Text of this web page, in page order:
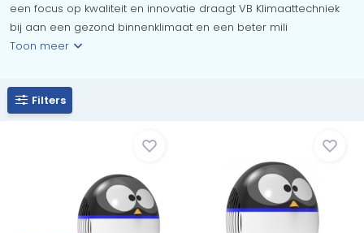
een focus op kwaliteit en innovatie draagt VB Klimaattechniek
bij aan een gezond binnenklimaat en een beter mili
Toon meer
Filters